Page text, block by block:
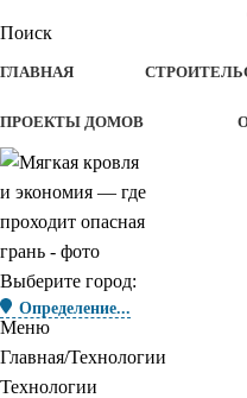
Поиск
ГЛАВНАЯ
ПРОЕКТЫ ДОМОВ
Выберите город:
Определение...
Меню
Главная Технологии
Технологии